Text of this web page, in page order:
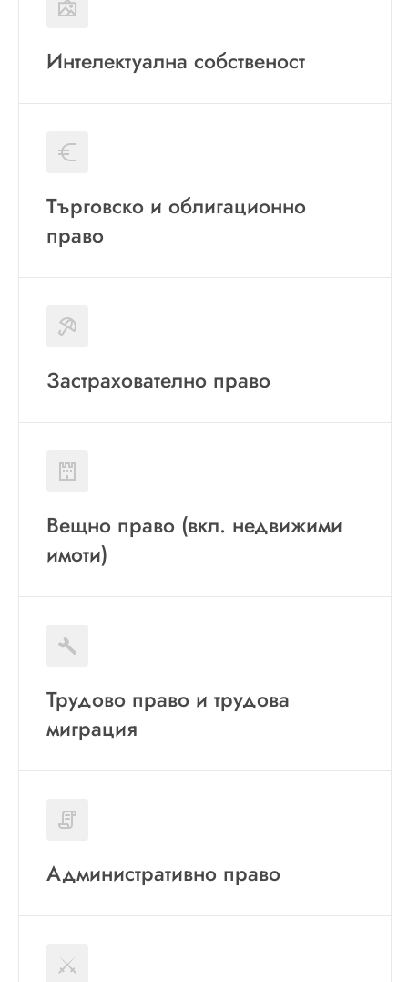
Интелектуална собственост
Търговско и облигационно
право
Застрахователно право
Вещно право (вкл. недвижими
имоти)
Трудово право и трудова
миграция
Административно право